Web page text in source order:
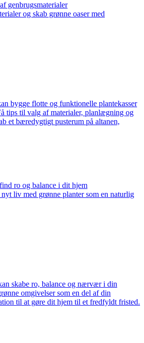
genbrugsmaterialer
og skab grønne oaser med
bygge flotte og funktionelle plantekasser
tips til valg af materialer, planlægning og
et bæredygtigt pusterum på altanen,
ro og balance i dit hjem
liv med grønne planter som en naturlig
skabe ro, balance og nærvær i din
omgivelser som en del af din
til at gøre dit hjem til et fredfyldt fristed.